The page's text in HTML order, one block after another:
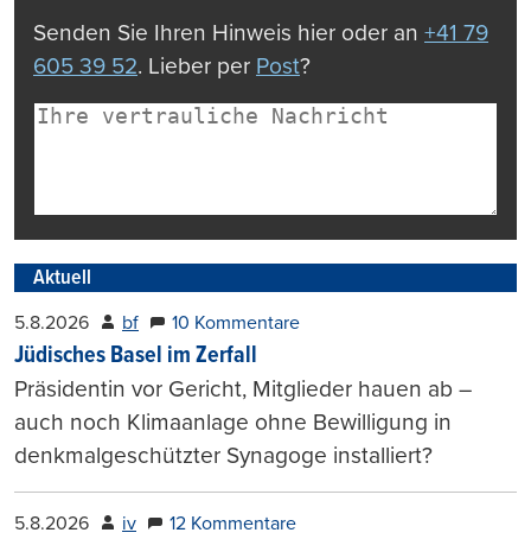
Senden Sie Ihren Hinweis hier oder an +41 79
605 39 52. Lieber per Post?
Aktuell
5.8.2026 bf 10 Kommentare
Jüdisches Basel im Zerfall
Präsidentin vor Gericht, Mitglieder hauen ab –
auch noch Klimaanlage ohne Bewilligung in
denkmalgeschützter Synagoge installiert?
5.8.2026 iv 12 Kommentare